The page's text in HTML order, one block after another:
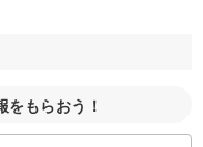
もらおう！